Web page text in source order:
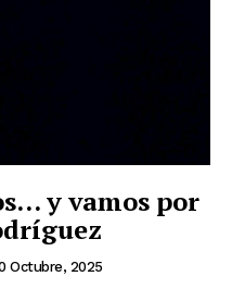
y vamos por
Octubre, 2025